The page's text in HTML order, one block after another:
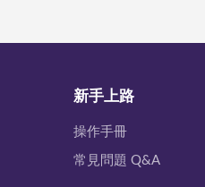
新手上路
操作手冊
常見問題 Q&A